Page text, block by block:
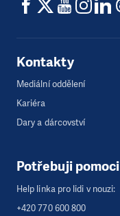
Kontakty
Mediální oddělení
Kariéra
Dary a dárcovství
Potřebuji pomoci
Help linka pro lidi v nouzi:
+420 770 600 800